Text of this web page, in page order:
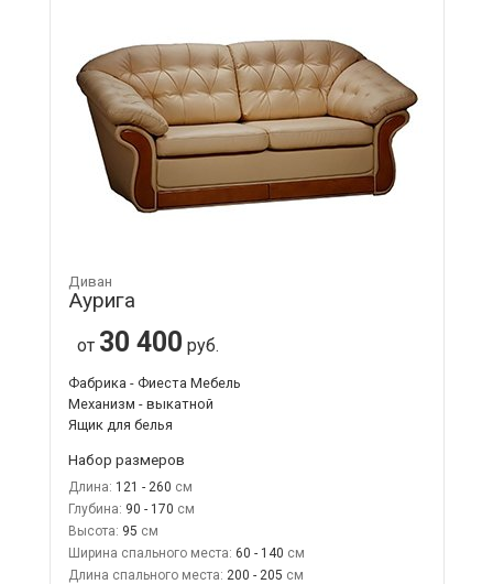
Диван
Аурига
от 30 400 руб.
Фабрика - Фиеста Мебель
Механизм - выкатной
Ящик для белья
Набор размеров
Длина: 121 - 260
Глубина: 90 - 170
Высота: 95
Ширина спального места: 60 - 140
Длина спального места: 200 - 205